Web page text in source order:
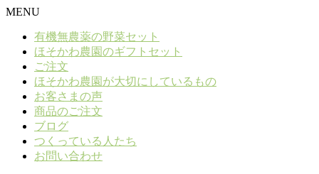
MENU
有機無農薬の野菜セット
ほそかわ農園のギフトセット
ご注文
ほそかわ農園が大切にしているもの
お客さまの声
商品のご注文
ブログ
つくっている人たち
お問い合わせ